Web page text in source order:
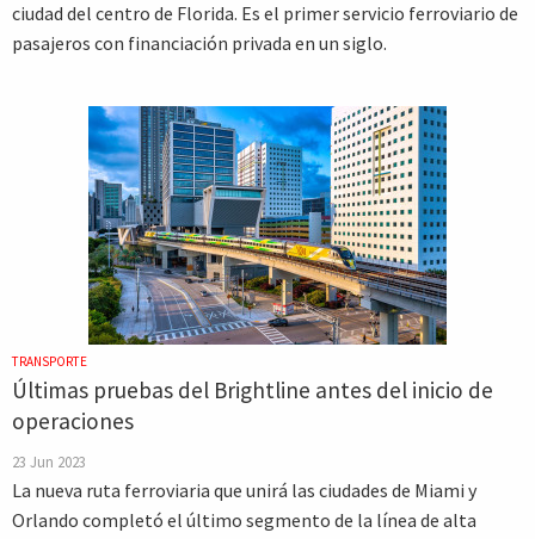
ciudad del centro de Florida. Es el primer servicio ferroviario de
pasajeros con financiación privada en un siglo.
TRANSPORTE
Últimas pruebas del Brightline antes del inicio de
operaciones
23 Jun 2023
La nueva ruta ferroviaria que unirá las ciudades de Miami y
Orlando completó el último segmento de la línea de alta